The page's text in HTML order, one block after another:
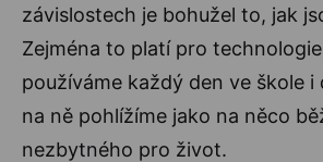
závislostech je bohužel to, jak
Zejména to platí pro
používáme každý den ve škole i
na ně pohlížíme jako na něco
nezbytného pro život.